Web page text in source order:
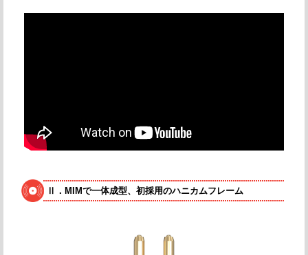
Ⅱ．MIMで一体成型、初採用のハニカムフレーム